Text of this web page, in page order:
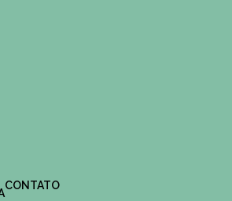
CONTATO